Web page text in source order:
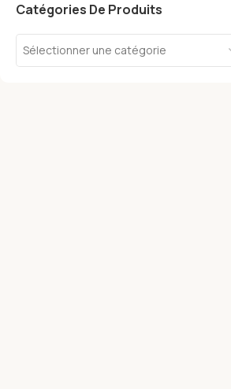
Catégories De Produits
Sélectionner une catégorie